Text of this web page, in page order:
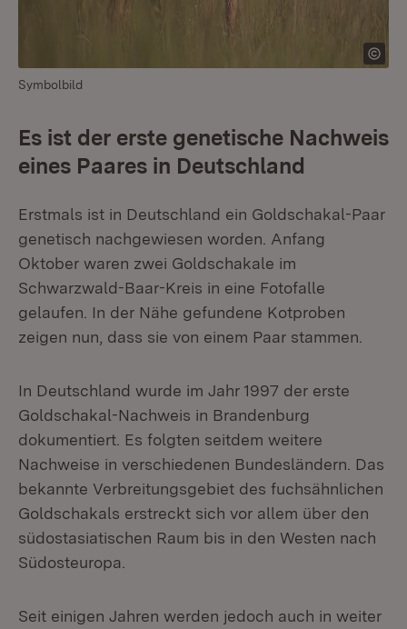
Symbolbild
Es ist der erste genetische Nachweis
eines Paares in Deutschland
Erstmals ist in Deutschland ein Goldschakal-Paar
genetisch nachgewiesen worden. Anfang
Oktober waren zwei Goldschakale im
Schwarzwald-Baar-Kreis in eine Fotofalle
gelaufen. In der Nähe gefundene Kotproben
zeigen nun, dass sie von einem Paar stammen.
In Deutschland wurde im Jahr 1997 der erste
Goldschakal-Nachweis in Brandenburg
dokumentiert. Es folgten seitdem weitere
Nachweise in verschiedenen Bundesländern. Das
bekannte Verbreitungsgebiet des fuchsähnlichen
Goldschakals erstreckt sich vor allem über den
südostasiatischen Raum bis in den Westen nach
Südosteuropa.
Seit einigen Jahren werden jedoch auch in weiter